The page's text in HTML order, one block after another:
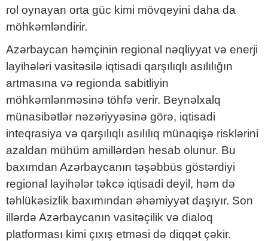
rol oynayan orta güc kimi mövqeyini daha da
möhkəmləndirir.
Azərbaycan həmçinin regional nəqliyyat və enerji
layihələri vasitəsilə iqtisadi qarşılıqlı asılılığın
artmasına və regionda sabitliyin
möhkəmlənməsinə töhfə verir. Beynəlxalq
münasibətlər nəzəriyyəsinə görə, iqtisadi
inteqrasiya və qarşılıqlı asılılıq münaqişə risklərini
azaldan mühüm amillərdən hesab olunur. Bu
baxımdan Azərbaycanın təşəbbüs göstərdiyi
regional layihələr təkcə iqtisadi deyil, həm də
təhlükəsizlik baxımından əhəmiyyət daşıyır. Son
illərdə Azərbaycanın vasitəçilik və dialoq
platforması kimi çıxış etməsi də diqqət çəkir.